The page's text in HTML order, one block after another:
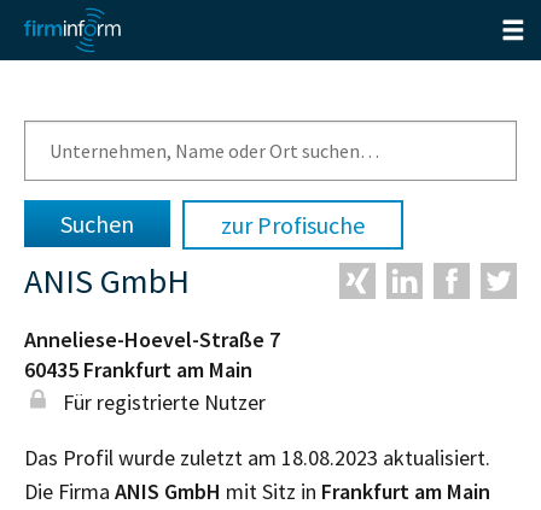
zur Profisuche
ANIS GmbH
Anneliese-Hoevel-Straße 7
60435 Frankfurt am Main
Für registrierte Nutzer
Das Profil wurde zuletzt am 18.08.2023 aktualisiert.
Die Firma ANIS GmbH mit Sitz in Frankfurt am Main